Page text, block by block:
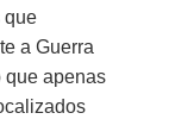
que
a Guerra
que apenas